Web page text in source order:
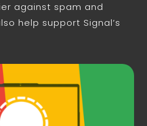
against spam and
help support Signal’s